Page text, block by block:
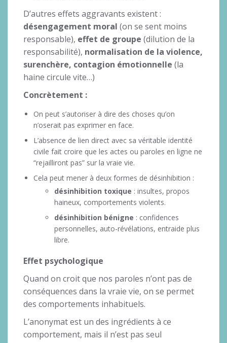
D’autres effets aggravants existent :
désengagement moral (on se sent moins
responsable), effet de groupe (dilution de la
responsabilité), normalisation de la violence,
surenchère, contagion émotionnelle (la
haine circule vite…)
Concrètement :
On peut s’autoriser à dire des choses qu’on
n’oserait pas exprimer en face.
L’absence de lien direct avec sa véritable identité
civile fait croire que les actes ou paroles en ligne ne
“rejailliront pas” sur la vraie vie.
Cela peut mener à deux formes de désinhibition :
désinhibition toxique : insultes, propos
haineux, comportements violents.
désinhibition bénigne : confidences
personnelles, auto-révélations, entraide plus
libre.
Effet psychologique
Quand on croit que nos paroles n’ont pas de
conséquences dans la vraie vie, on se permet
des comportements inhabituels.
L’anonymat est un des ingrédients à ce
comportement, mais il n’est pas seul